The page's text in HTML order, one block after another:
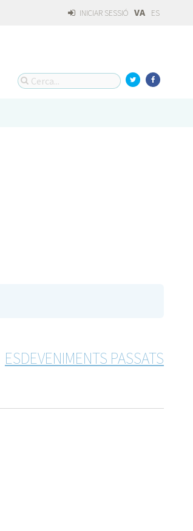
INICIAR SESSIÓ VA ES
ESDEVENIMENTS PASSATS